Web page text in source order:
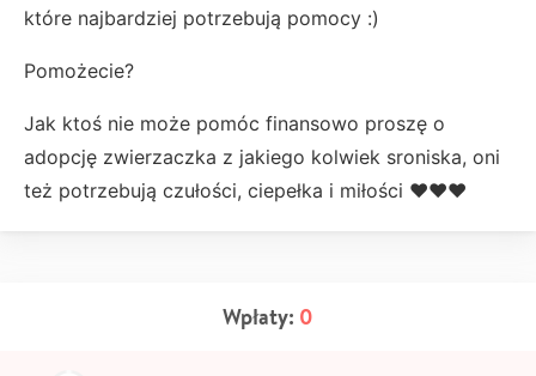
które najbardziej potrzebują pomocy :)
Pomożecie?
Jak ktoś nie może pomóc finansowo proszę o
adopcję zwierzaczka z jakiego kolwiek sroniska, oni
też potrzebują czułości, ciepełka i miłości ❤️❤️❤️
Wpłaty: 0